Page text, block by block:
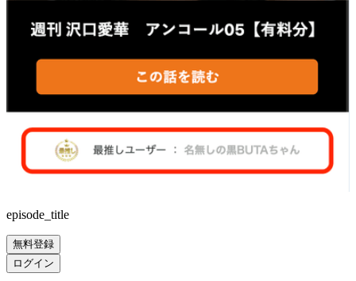
episode_title
無料登録
ログイン